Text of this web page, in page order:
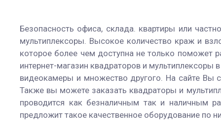
Безопасность офиса, склада. квартиры или
мультиплексоры. Высокое количество краж и
которое более чем доступна не только поможет
интернет-магазин квадраторов и
видеокамеры и множество другого. На сайте Вы
Также вы можете заказать квадраторы и
проводится как безналичным так и наличным
предложит такое качественное оборудование по